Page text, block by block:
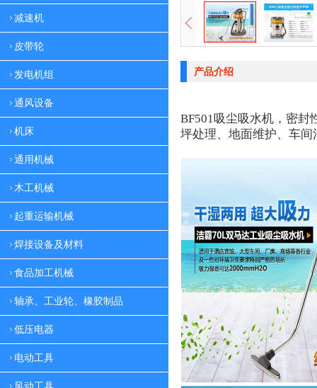
减速机
皮带轮
发电机组
通风设备
机床
通用机械
木工机械
起重运输机械
焊接设备及材料
食品加工机械
轴承、工业轮、橡胶制品
低压电器
电动工具
产品介绍
BF501吸尘吸水机，密封
坪处理、地面维护、车